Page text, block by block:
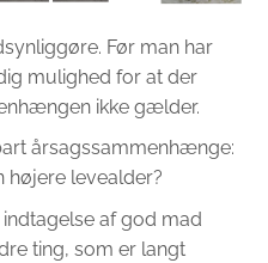
Før man har
mulighed for at der
ikke gælder.
årsagssammenhænge:
højere levealder?
af god mad
ting, som er langt